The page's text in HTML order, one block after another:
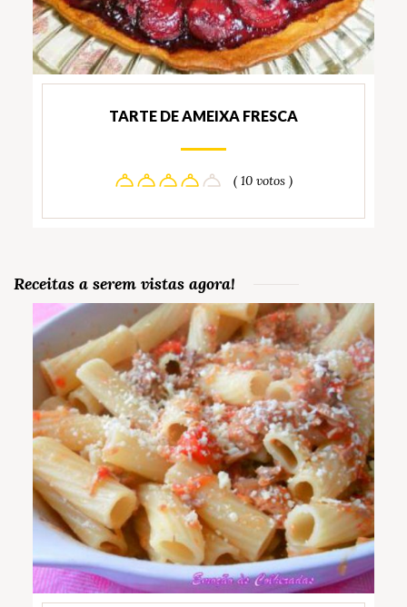
TARTE DE AMEIXA FRESCA
( 10 votos )
Receitas a serem vistas agora!